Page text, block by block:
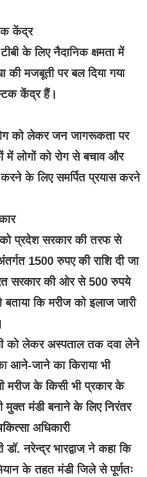
केंद्र
के लिए नैदानिक क्षमता में
की मजबूती पर बल दिया गया
केंद्र हैं।
को लेकर जन जागरूकता पर
लोगों को रोग से बचाव और
करने के लिए समर्पित प्रयास करने
को प्रदेश सरकार की तरफ से
1500 रुपए की राशि दी जा
सरकार की ओर से 500 रुपये
बताया कि मरीज को इलाज जारी
को लेकर अस्पताल तक दवा लेने
आने-जाने का किराया भी
मरीज के किसी भी प्रकार के
मुक्त मंडी बनाने के लिए निरंतर
अधिकारी
नरेन्द्र भारद्वाज ने कहा कि
के तहत मंडी जिले से पूर्णतः